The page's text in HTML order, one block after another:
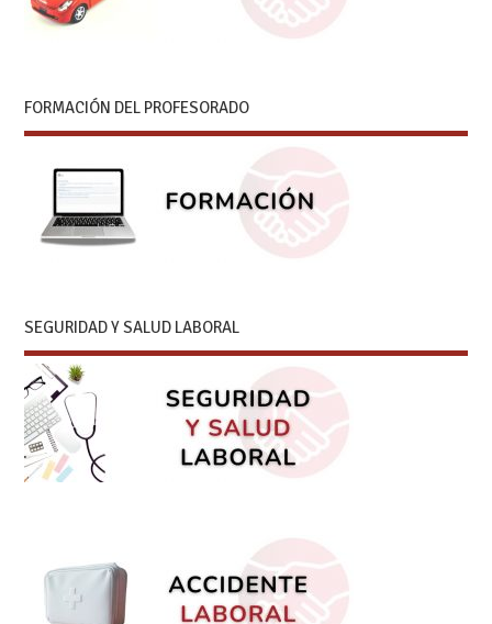
FORMACIÓN DEL PROFESORADO
SEGURIDAD Y SALUD LABORAL